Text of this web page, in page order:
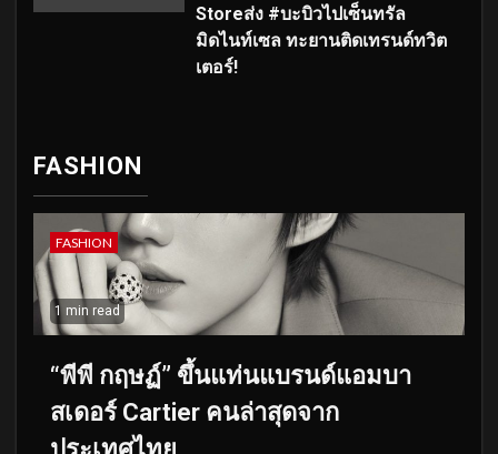
Storeส่ง #บะบิวไปเซ็นทรัล
มิดไนท์เซล ทะยานติดเทรนด์ทวิต
เตอร์!
FASHION
FASHION
1 min read
“พีพี กฤษฏ์” ขึ้นแท่นแบรนด์แอมบา
สเดอร์ Cartier คนล่าสุดจาก